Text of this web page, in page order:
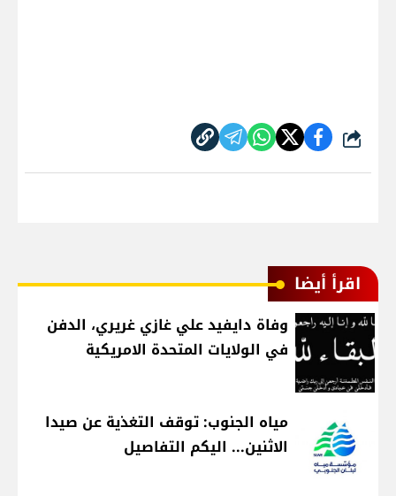
شارك
اقرأ أيضا
وفاة دايفيد علي غازي غريري، الدفن
في الولايات المتحدة الامريكية
مياه الجنوب: توقف التغذية عن صيدا
الاثنين... اليكم التفاصيل